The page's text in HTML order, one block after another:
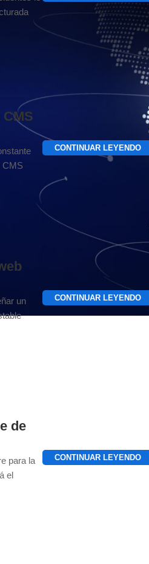
CMS
CONTINUAR LEYENDO
un
CONTINUAR LEYENDO
de
para la
el
CONTINUAR LEYENDO